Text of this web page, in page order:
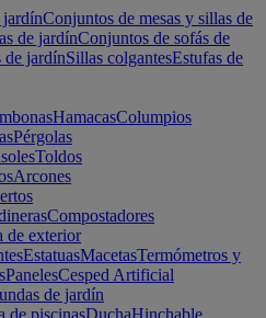
jardínConjuntos de mesas y sillas de
de jardínConjuntos de sofás de
de jardínSillas colgantesEstufas de
HamacasColumpios
Pérgolas
Toldos
Arcones
Compostadores
de exterior
EstatuasMacetasTermómetros y
PanelesCesped Artificial
de jardín
de piscinasDuchaHinchable